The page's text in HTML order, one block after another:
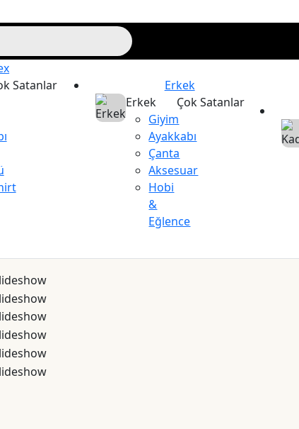
Satanlar
Erkek
Erkek
Giyim
Ayakkabı
Çanta
Aksesuar
Hobi
&
Eğlence
Çok Satanlar